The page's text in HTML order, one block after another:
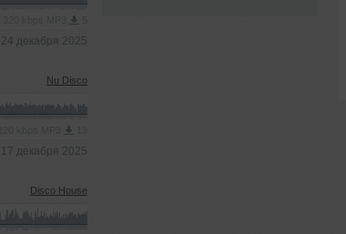
24 декабря 2025
Nu Disco
17 декабря 2025
Disco House